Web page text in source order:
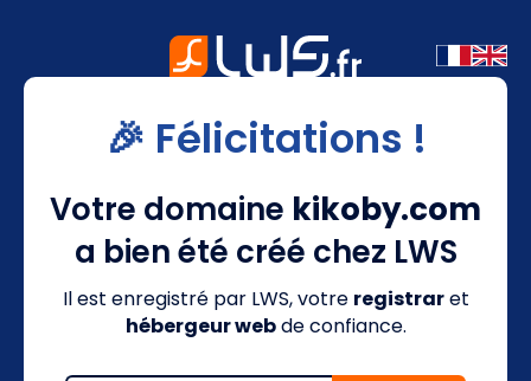
🎉 Félicitations !
Votre domaine kikoby.com
a bien été créé chez LWS
Il est enregistré par LWS, votre registraret
hébergeur webde confiance.